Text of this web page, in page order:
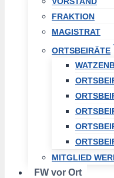
FRAKTION
MAGISTRAT
ORTSBEIRÄTE
MITGLIED
FW vor Ort